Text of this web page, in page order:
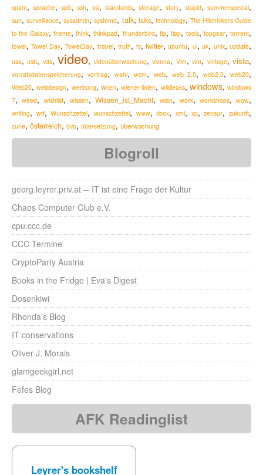
spam, sprache, spö, ssh, ssl, standards, storage, story, stupid, summerspecial,
sun,surveillance,sysadmin,systemd, talk, talks, technology, The Hitchhikers Guide
to the Galaxy, theme,think,thinkpad, thunderbird, tip,tipp, tools, topgear,torrent,
towel,Towel Day,TowelDay, travel,truth, tv, twitter,ubuntu, ui,uk, unix,update,
usa,usb, vds,video, videoüberwachung,vienna, Vim,vim, vintage,vista,
vorratsdatenspeicherung,vortrag, wahl,wcm, web, web 2.0, web2.0, web20,
Web20,webdesign, werbung, wien, wiener linien, wikileaks, windows, windows
7,wired, wishlist, wissen, Wissen_ist_Macht,wlan, work, workshops, wow,
writing, wtf,Wunschzettel,wunschzettel, www,xbox,xml, xp,zensur,zukunft,
zune, österreich, övp, übersetzung, überwachung
Blogroll
georg.leyrer.priv.at -- IT ist eine Frage der Kultur
Chaos Computer Club e.V.
cpu.ccc.de
CCC Termine
CryptoParty Austria
Books in the Fridge | Eva's Digest
Dosenkiwi
Rhonda's Blog
IT conservations
Oliver J. Morais
glamgeekgirl.net
Fefes Blog
AFK Readinglist
Leyrer's bookshelf